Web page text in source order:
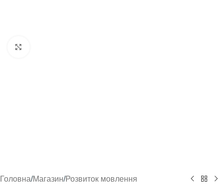
Головна/Магазин/Розвиток мовлення